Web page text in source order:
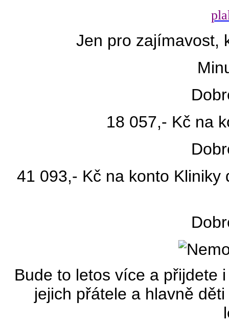
Jen pro zajímavost,
18 057,- Kč na
41 093,- Kč na konto
Bude to letos více a přijdete
jejich přátele a hlavně